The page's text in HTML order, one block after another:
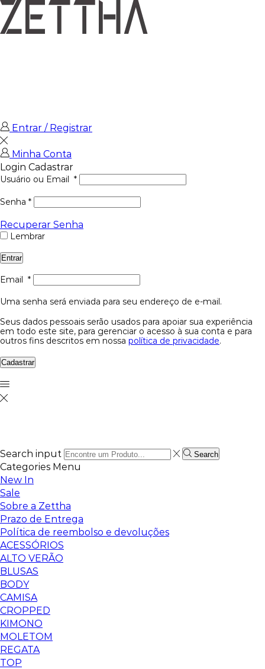
Entrar / Registrar
Minha Conta
Login Cadastrar
Usuário ou Email *
Senha *
Recuperar Senha
Lembrar
Entrar
Email *
Uma senha será enviada para seu endereço de e-mail.
Seus dados pessoais serão usados para apoiar sua experiência
em todo este site, para gerenciar o acesso à sua conta e para
outros fins descritos em nossa política de privacidade.
Cadastrar
Search input Search
Categories Menu
New In
Sale
Sobre a Zettha
Prazo de Entrega
Política de reembolso e devoluções
ACESSÓRIOS
ALTO VERÃO
BLUSAS
BODY
CAMISA
CROPPED
KIMONO
MOLETOM
REGATA
TOP